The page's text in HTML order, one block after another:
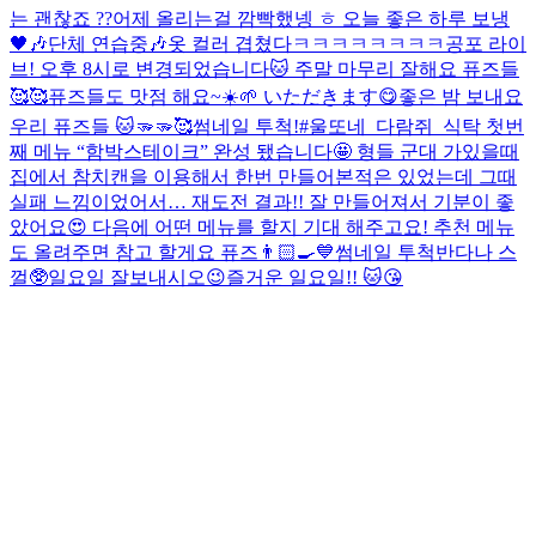
는 괜찮죠 ??어제 올리는걸 깜빡했넹 ㅎ 오늘 좋은 하루 보냉
🖤🎶단체 연습중🎶옷 컬러 겹쳤다ㅋㅋㅋㅋㅋㅋㅋㅋ 공포 라이
브! 오후 8시로 변경되었습니다🐱 주말 마무리 잘해요 퓨즈들
🥰🥰퓨즈들도 맛점 해요~☀️🌱 いただきます😋좋은 밤 보내요
우리 퓨즈들 🐱🫳🫳🥰썸네일 투척!#울또네_다람쥐_식탁 첫번
째 메뉴 “함박스테이크” 완성 됐습니다🤩 형들 군대 가있을때
집에서 참치캔을 이용해서 한번 만들어본적은 있었는데 그때
실패 느낌이었어서… 재도전 결과!! 잘 만들어져서 기분이 좋
았어요😍 다음에 어떤 메뉴를 할지 기대 해주고요! 추천 메뉴
도 올려주면 참고 할게요 퓨즈👨🏻‍🍳💙썸네일 투척반다나 스
껄🥸일요일 잘보내시오😉즐거운 일요일!! 🐱😘